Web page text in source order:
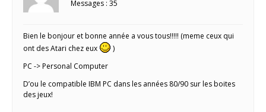
Messages : 35
Bien le bonjour et bonne année a vous tous!!!!! (meme ceux qui
ont des Atari chez eux
)
PC -> Personal Computer
D’ou le compatible IBM PC dans les années 80/90 sur les boites
des jeux!